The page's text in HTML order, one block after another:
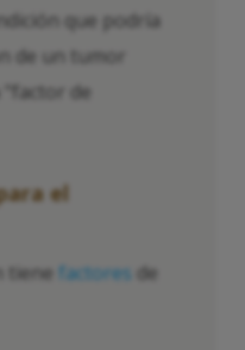
que podría
de un tumor
de
el
tiene factores de